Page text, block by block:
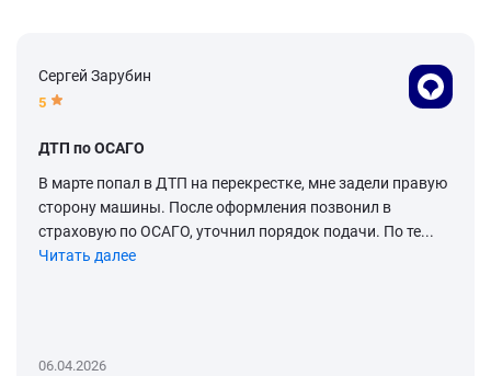
Сергей Зарубин
5
ДТП по ОСАГО
В марте попал в ДТП на перекрестке, мне задели правую
сторону машины. После оформления позвонил в
страховую по ОСАГО, уточнил порядок подачи. По те...
Читать далее
06.04.2026